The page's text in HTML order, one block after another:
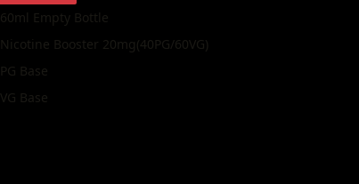
60ml Empty Bottle
Nicotine Booster 20mg(40PG/60VG)
PG Base
VG Base